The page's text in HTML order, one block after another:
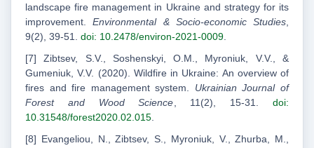
landscape fire management in Ukraine and strategy for its
improvement.Environmental & Socio-economic Studies,
9(2), 39-51. doi: 10.2478/environ-2021-0009.
[7] Zibtsev, S.V., Soshenskyi, O.M., Myroniuk, V.V., &
Gumeniuk, V.V. (2020). Wildfire in Ukraine: An overview of
fires and fire management system. Ukrainian Journal of
Forest and Wood Science, 11(2), 15-31. doi:
10.31548/forest2020.02.015.
[8] Evangeliou, N., Zibtsev, S., Myroniuk, V., Zhurba, M.,